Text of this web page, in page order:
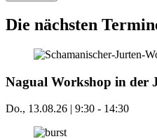
Die nächsten
Nagual Workshop in der
Do., 13.08.26 | 9:30 - 14:30